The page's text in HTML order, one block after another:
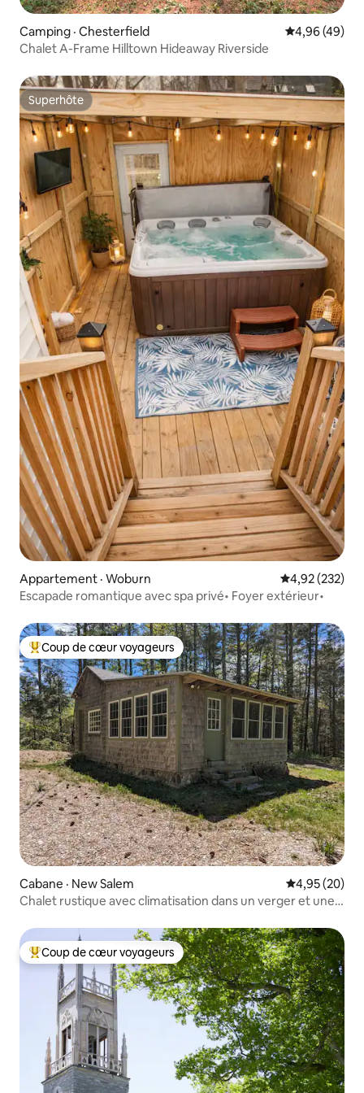
Camping · Chesterfield Note
4,96 (49)
Chalet A-Frame Hilltown Hideaway Riverside
Superhôte
Superhôte
Appartement · Woburn Note
4,92 (232)
Escapade romantique avec spa privé• Foyer extérieur•
Coup de cœur voyageurs parmi les plus aimés
Coup de cœur voyageurs
Cabane · New Salem Note
4,95 (20)
Chalet rustique avec climatisation dans un verger et une
Coup de cœur voyageurs parmi les plus aimés
Coup de cœur voyageurs